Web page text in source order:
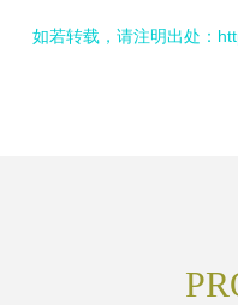
如若转载，请注明出处：